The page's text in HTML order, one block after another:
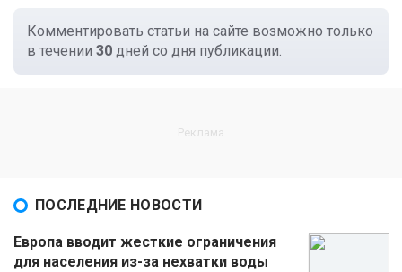
Комментировать статьи на сайте возможно только
в течении 30 дней со дня публикации.
ПОСЛЕДНИЕ НОВОСТИ
Европа вводит жесткие ограничения
для населения из-за нехватки воды